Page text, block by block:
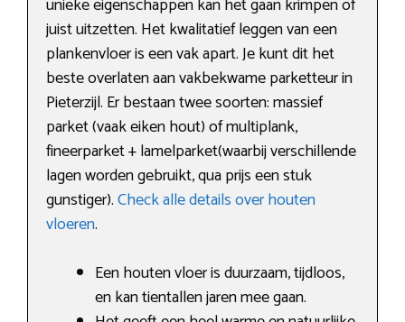
unieke eigenschappen kan het gaan krimpen of
juist uitzetten. Het kwalitatief leggen van een
plankenvloer is een vak apart. Je kunt dit het
beste overlaten aan vakbekwame parketteur in
Pieterzijl. Er bestaan twee soorten: massief
parket (vaak eiken hout) of multiplank,
fineerparket + lamelparket(waarbij verschillende
lagen worden gebruikt, qua prijs een stuk
gunstiger).Check alle details over houten
vloeren.
Een houten vloer is duurzaam, tijdloos,
en kan tientallen jaren mee gaan.